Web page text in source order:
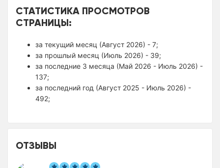
СТАТИСТИКА ПРОСМОТРОВ
СТРАНИЦЫ:
за текущий месяц (Август 2026) - 7;
за прошлый месяц (Июль 2026) - 39;
за последние 3 месяца (Май 2026 - Июль 2026) -
137;
за последний год (Август 2025 - Июль 2026) -
492;
ОТЗЫВЫ